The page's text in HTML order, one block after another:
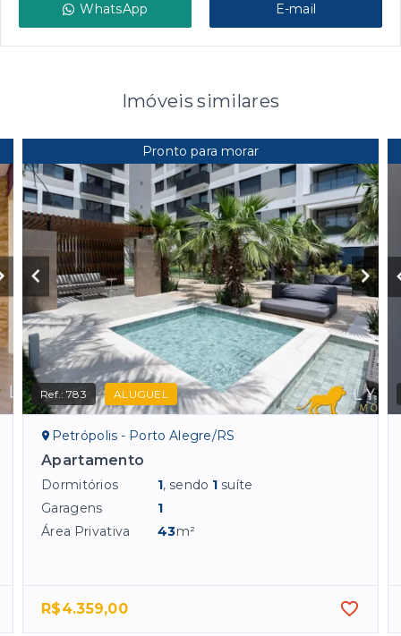
WhatsApp E-mail
Imóveis similares
Pronto para morar
Ref.:783 ALUGUEL
Petrópolis - Porto Alegre/RS
Apartamento
Dormitórios 1, sendo 1 suíte
Garagens
1
Área Privativa
43m²
R$4.359,00